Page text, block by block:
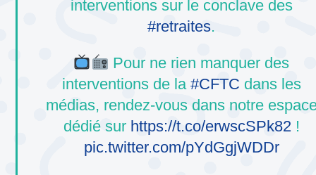
interventions sur le conclave des
#retraites.
Pour ne rien manquer des
interventions de la #CFTC dans les
médias, rendez-vous dans notre
dédié sur https://t.co/erwscSPk82!
pic.twitter.com/pYdGgjWDDr